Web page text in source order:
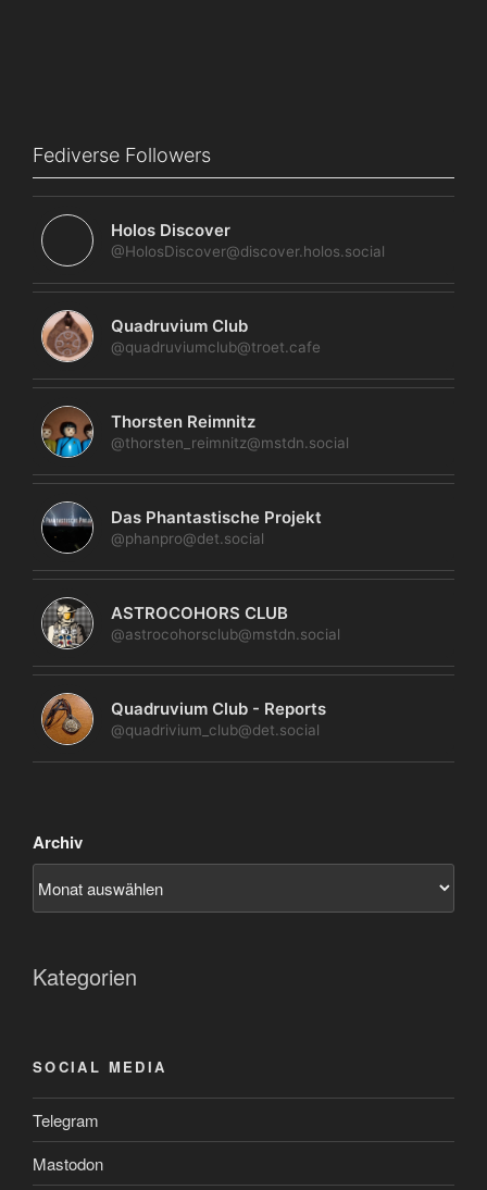
Fediverse Followers
Holos Discover
@HolosDiscover@discover.holos.social
Quadruvium Club
@quadruviumclub@troet.cafe
Thorsten Reimnitz
@thorsten_reimnitz@mstdn.social
Das Phantastische Projekt
@phanpro@det.social
ASTROCOHORS CLUB
@astrocohorsclub@mstdn.social
Quadruvium Club - Reports
@quadrivium_club@det.social
Archiv
Kategorien
SOCIAL MEDIA
Telegram
Mastodon